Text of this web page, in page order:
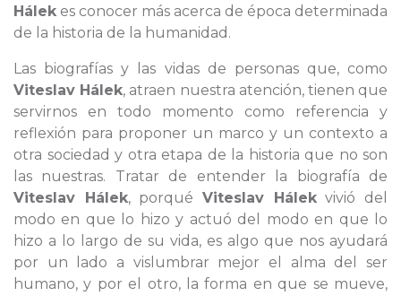
Hálek es conocer más acerca de época determinada
de la historia de la humanidad.
Las biografías y las vidas de personas que, como
Viteslav Hálek, atraen nuestra atención, tienen que
servirnos en todo momento como referencia y
reflexión para proponer un marco y un contexto a
otra sociedad y otra etapa de la historia que no son
las nuestras. Tratar de entender la biografía de
Viteslav Hálek, porquéViteslav Hálekvivió del
modo en que lo hizo y actuó del modo en que lo
hizo a lo largo de su vida, es algo que nos ayudará
por un lado a vislumbrar mejor el alma del ser
humano, y por el otro, la forma en que se mueve,